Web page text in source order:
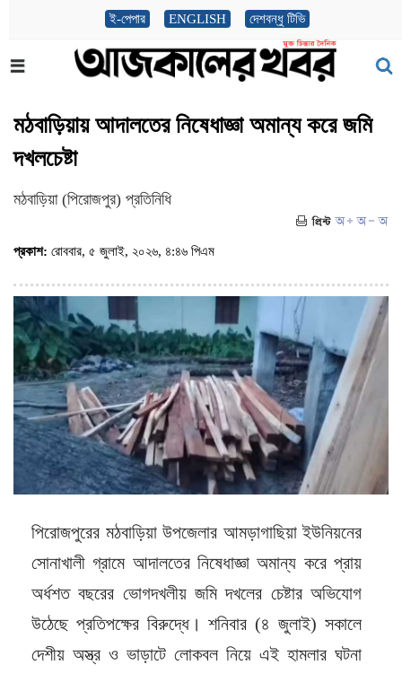
ই-পেপার ENGLISH দেশবন্ধু টিভি
মঠবাড়িয়ায় আদালতের নিষেধাজ্ঞা অমান্য করে জমি
দখলচেষ্টা
মঠবাড়িয়া (পিরোজপুর) প্রতিনিধি
প্রকাশ: রোববার, ৫ জুলাই, ২০২৬, ৪:৪৬ পিএম
পিরোজপুরের মঠবাড়িয়া উপজেলার আমড়াগাছিয়া ইউনিয়নের
সোনাখালী গ্রামে আদালতের নিষেধাজ্ঞা অমান্য করে প্রায়
অর্ধশত বছরের ভোগদখলীয় জমি দখলের চেষ্টার অভিযোগ
উঠেছে প্রতিপক্ষের বিরুদ্ধে। শনিবার (৪ জুলাই) সকালে
দেশীয় অস্ত্র ও ভাড়াটে লোকবল নিয়ে এই হামলার ঘটনা